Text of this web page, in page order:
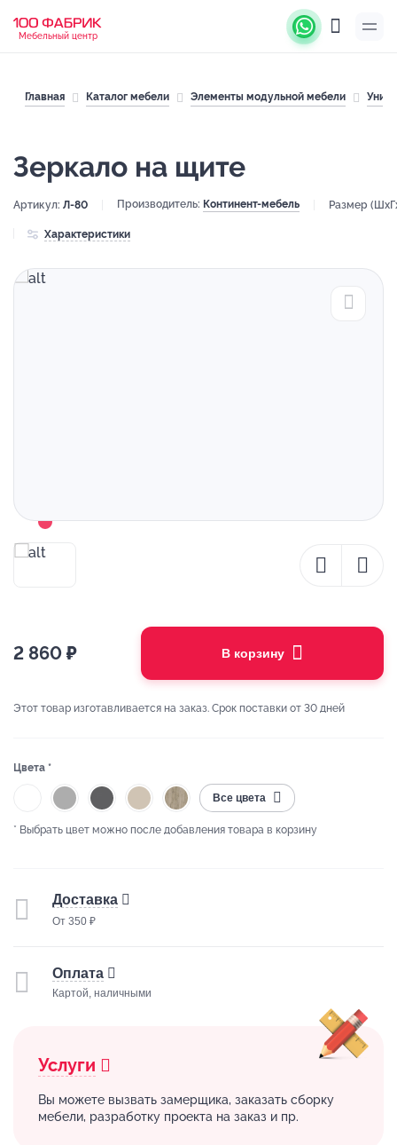
Мебельный центр
Главная Каталог мебели Элементы модульной мебели
Зеркало на щите
Артикул: Л-80 Производитель: Континент-мебель Размер
Характеристики
2 860 ₽ В корзину
Этот товар изготавливается на заказ. Срок поставки от 30 дней
Цвета *
Все цвета
* Выбрать цвет можно после добавления товара в корзину
Доставка
От 350 ₽
Оплата
Картой, наличными
Услуги
Вы можете вызвать замерщика, заказать сборку
мебели, разработку проекта на заказ и пр.